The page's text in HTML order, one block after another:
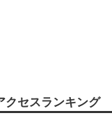
クセスランキング